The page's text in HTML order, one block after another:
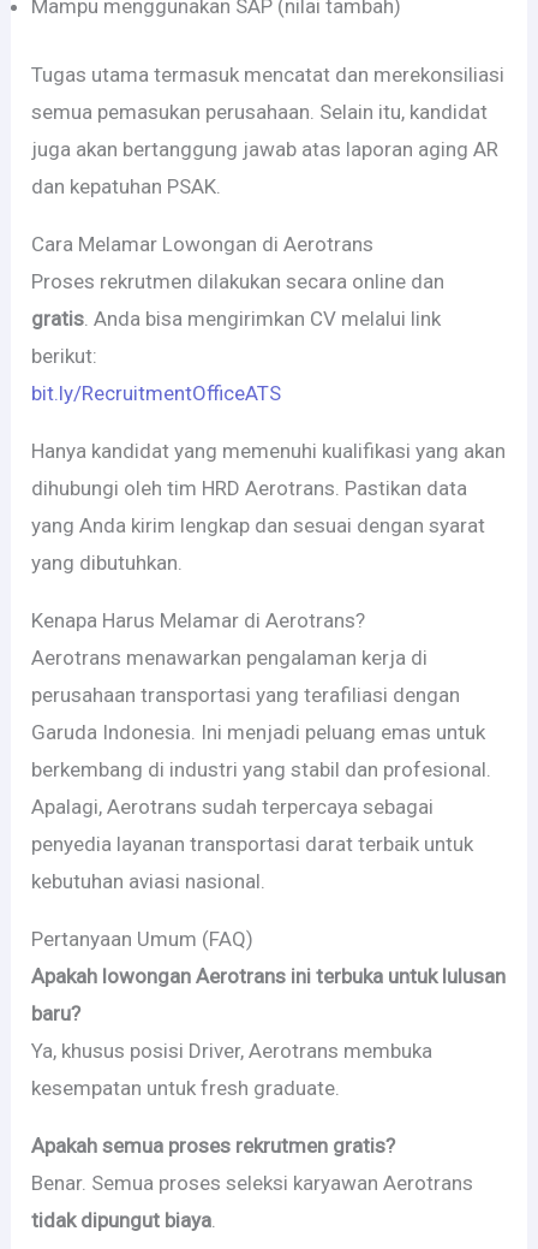
Mampu menggunakan SAP (nilai tambah)
Tugas utama termasuk mencatat dan merekonsiliasi
semua pemasukan perusahaan. Selain itu, kandidat
juga akan bertanggung jawab atas laporan aging AR
dan kepatuhan PSAK.
Cara Melamar Lowongan di Aerotrans
Proses rekrutmen dilakukan secara online dan
gratis . Anda bisa mengirimkan CV melalui link
berikut:
bit.ly/RecruitmentOfficeATS
Hanya kandidat yang memenuhi kualifikasi yang akan
dihubungi oleh tim HRD Aerotrans. Pastikan data
yang Anda kirim lengkap dan sesuai dengan syarat
yang dibutuhkan.
Kenapa Harus Melamar di Aerotrans?
Aerotrans menawarkan pengalaman kerja di
perusahaan transportasi yang terafiliasi dengan
Garuda Indonesia. Ini menjadi peluang emas untuk
berkembang di industri yang stabil dan profesional.
Apalagi, Aerotrans sudah terpercaya sebagai
penyedia layanan transportasi darat terbaik untuk
kebutuhan aviasi nasional.
Pertanyaan Umum (FAQ)
Apakah lowongan Aerotrans ini terbuka untuk lulusan
baru?
Ya, khusus posisi Driver, Aerotrans membuka
kesempatan untuk fresh graduate.
Apakah semua proses rekrutmen gratis?
Benar. Semua proses seleksi karyawan Aerotrans
tidak dipungut biaya